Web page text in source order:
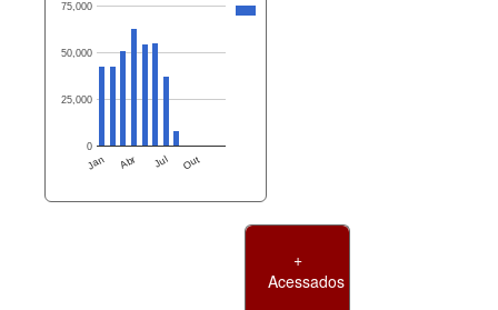
Jan Abr Jul Out
0
25,000
50,000
75,000
+
Acessados